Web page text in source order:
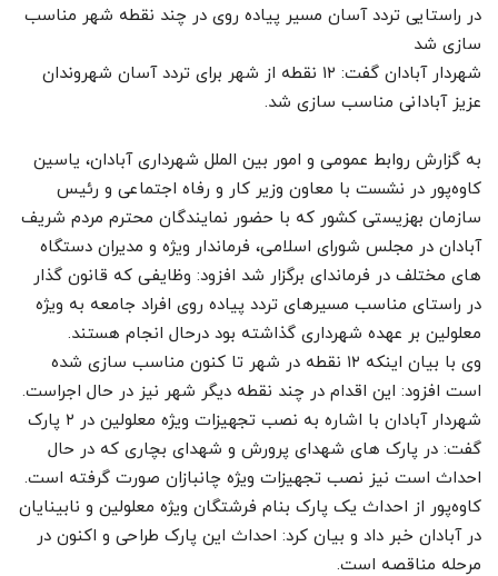
در راستایی تردد آسان مسیر پیاده روی در چند نقطه شهر مناسب
سازی شد
شهردار آبادان گفت: ۱۲ نقطه از شهر برای تردد آسان شهروندان
عزیز آبادانی مناسب سازی شد.
به گزارش روابط عمومی و امور بین الملل شهرداری آبادان، یاسین
کاوه‌پور در نشست با معاون وزیر کار و رفاه اجتماعی و رئیس
سازمان بهزیستی کشور که با حضور نمایندگان محترم مردم شریف
آبادان در مجلس شورای اسلامی، فرماندار ویژه و مدیران دستگاه
های مختلف در فرماندای برگزار شد افزود: وظایفی که قانون گذار
در راستای مناسب مسیرهای تردد پیاده روی افراد جامعه به ویژه
معلولین بر عهده شهرداری گذاشته بود درحال انجام هستند.
وی با بیان اینکه ۱۲ نقطه در شهر تا کنون مناسب سازی شده
است افزود: این اقدام در چند نقطه دیگر شهر نیز در حال اجراست.
شهردار آبادان با اشاره به نصب تجهیزات ویژه معلولین در ۲ پارک
گفت: در پارک های شهدای پرورش و شهدای بچاری که در حال
احداث است نیز نصب تجهیزات ویژه چانبازان صورت گرفته است.
کاوه‌پور از احداث یک پارک بنام فرشتگان ویژه معلولین و نابینایان
در آبادان خبر داد و بیان کرد: احداث این پارک طراحی و اکنون در
مرحله مناقصه است.